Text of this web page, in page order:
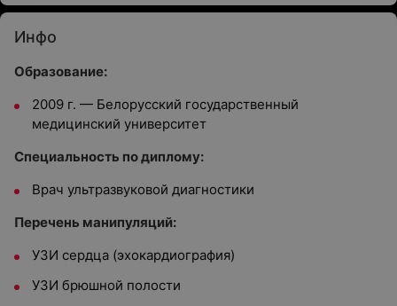
Инфо
Образование:
2009 г. — Белорусский государственный
медицинский университет
Специальность по диплому:
Врач ультразвуковой диагностики
Перечень манипуляций:
УЗИ сердца (эхокардиография)
УЗИ брюшной полости